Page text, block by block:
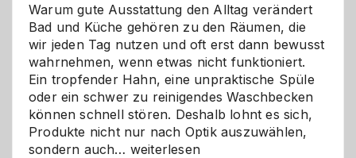
Warum gute Ausstattung den Alltag verändert
Bad und Küche gehören zu den Räumen, die
wir jeden Tag nutzen und oft erst dann bewusst
wahrnehmen, wenn etwas nicht funktioniert.
Ein tropfender Hahn, eine unpraktische Spüle
oder ein schwer zu reinigendes Waschbecken
können schnell stören. Deshalb lohnt es sich,
Produkte nicht nur nach Optik auszuwählen,
sondern auch… Bad
weiterlesen